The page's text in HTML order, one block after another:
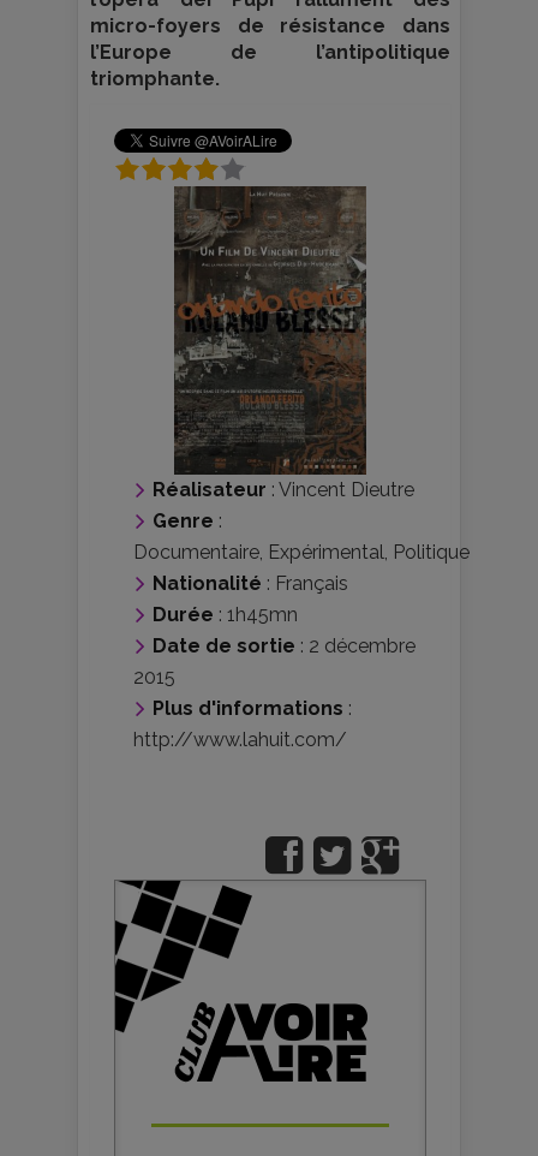
micro-foyers de résistance dans
l’Europe de l’antipolitique
triomphante.
Réalisateur : Vincent Dieutre
Genre :
Documentaire, Expérimental, Politique
Nationalité : Français
Durée : 1h45mn
Date de sortie : 2 décembre
2015
Plus d'informations :
http://www.lahuit.com/